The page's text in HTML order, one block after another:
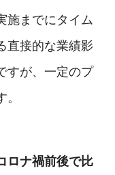
施までにタイム
直接的な業績影
すが、一定のプ
ロナ禍前後で比